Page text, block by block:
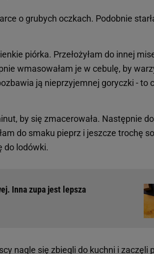
o grubych oczkach. Podobnie
piórka. Przełożyłam do innej
wmasowałam je w cebulę, by
ją nieprzyjemnej goryczki - to
by się zmacerowała. Następnie
do smaku pieprz i jeszcze trochę
do lodówki.
Inna zupa jest lepsza
nagle się zbiegli do kuchni i zaczęli